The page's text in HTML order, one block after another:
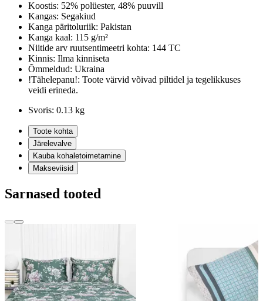
Koostis: 52% polüester, 48% puuvill
Kangas: Segakiud
Kanga päritoluriik: Pakistan
Kanga kaal: 115 g/m²
Niitide arv ruutsentimeetri kohta: 144 TC
Kinnis: Ilma kinniseta
Õmmeldud: Ukraina
!Tähelepanu!: Toote värvid võivad piltidel ja tegelikkuses
veidi erineda.
Svoris: 0.13 kg
Toote kohta
Järelevalve
Kauba kohaletoimetamine
Makseviisid
Sarnased tooted